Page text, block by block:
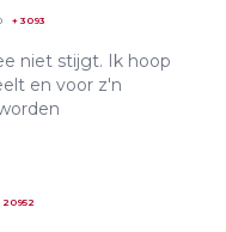
+ 3093
niet stijgt. Ik hoop
en voor z'n
20952